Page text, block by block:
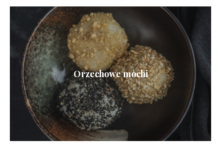
Orzechowe mochi